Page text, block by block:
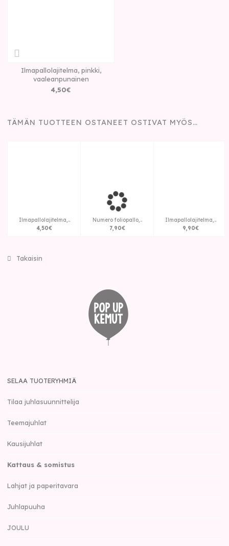
Ilmapallolajitelma, pinkki,
vaaleanpunainen
4,50€
TÄMÄN TUOTTEEN OSTANEET OSTIVAT MYÖS…
Ilmapallolajitelma,..
4,50€
Numero foliopallo,..
7,90€
Ilmapallolajitelma,..
9,90€
Takaisin
SELAA TUOTERYHMIÄ
Tilaa juhlasuunnittelija
Teemajuhlat
Kausijuhlat
Kattaus & somistus
Lahjat ja paperitavara
Juhlapuuha
JOULU